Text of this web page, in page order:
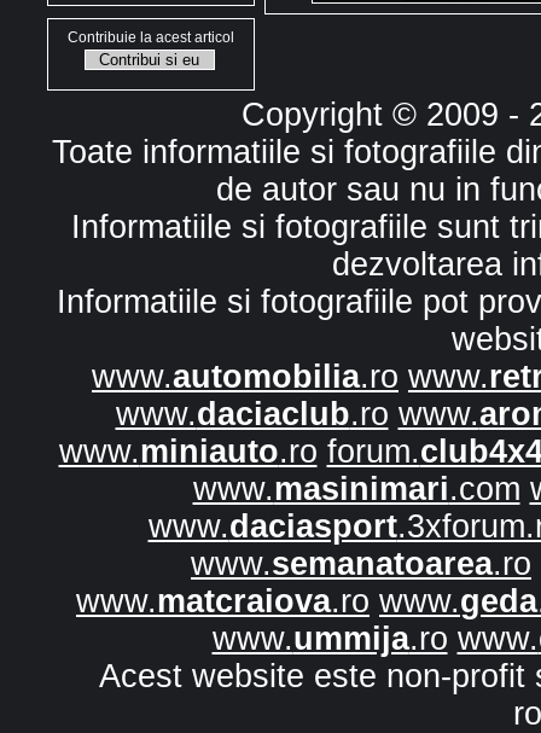
Contribuie la acest articol
Copyright © 2009 -
Toate informatiile si fotografiile
de autor sau nu in
Informatiile si fotografiile sunt
dezvoltarea
Informatiile si fotografiile pot
www.automobilia.ro www.
www.daciaclub.ro www.
www.miniauto.ro forum.
www.masinimari.com
www.daciasport
www.semanatoarea.ro
www.matcraiova.ro www.geda
www.ummija.ro www.
Acest website este non-profit